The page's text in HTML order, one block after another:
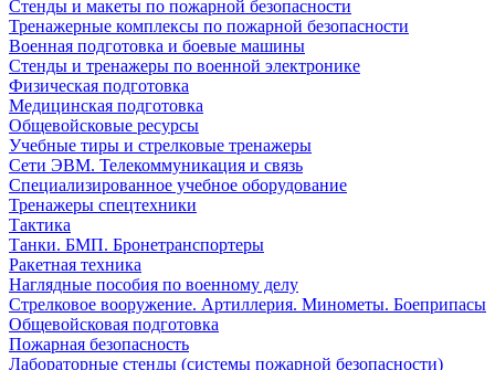
Стенды и макеты по пожарной безопасности
Тренажерные комплексы по пожарной безопасности
Военная подготовка и боевые машины
Стенды и тренажеры по военной электронике
Физическая подготовка
Медицинская подготовка
Общевойсковые ресурсы
Учебные тиры и стрелковые тренажеры
Сети ЭВМ. Телекоммуникация и связь
Специализированное учебное оборудование
Тренажеры спецтехники
Тактика
Танки. БМП. Бронетранспортеры
Ракетная техника
Наглядные пособия по военному делу
Стрелковое вооружение. Артиллерия. Минометы. Боеприпасы
Общевойсковая подготовка
Пожарная безопасность
Лабораторные стенды (системы пожарной безопасности)